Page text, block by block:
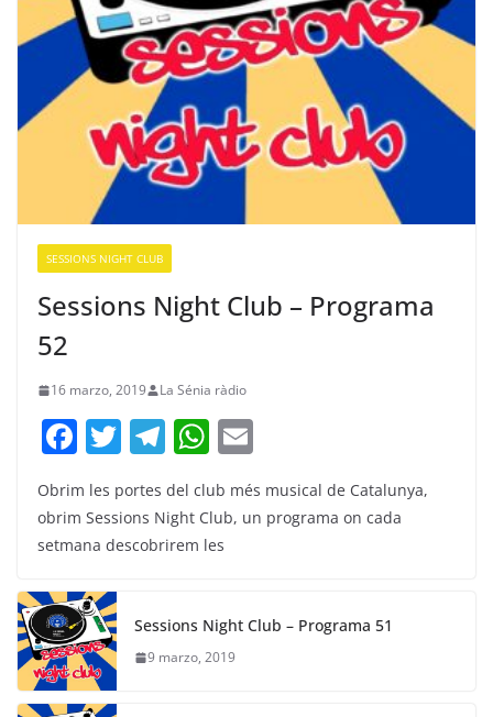
SESSIONS NIGHT CLUB
Sessions Night Club – Programa
52
16 marzo, 2019 La Sénia ràdio
F
a
c
e
o
o
k
T
itt
er
T
el
e
gr
m
W
h
at
s
p
p
ai
Obrim les portes del club més musical de Catalunya,
obrim Sessions Night Club, un programa on cada
setmana descobrirem les
Sessions Night Club – Programa 51
9 marzo, 2019